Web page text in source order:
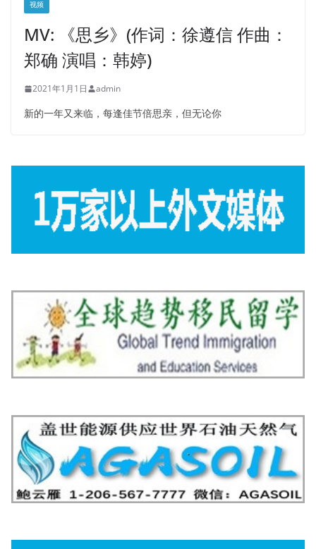
视频
MV: 《思乡》(作词：徐遵信 作曲：
郑确 演唱：韩婷)
2021年1月1日 admin
新的一年又来临，每逢佳节倍思亲，但无论你